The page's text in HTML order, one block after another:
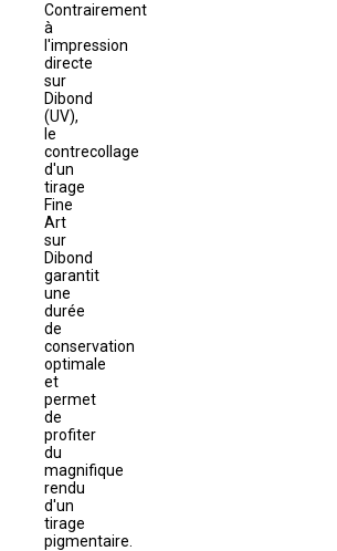
Contrairement
à
l'impression
directe
sur
Dibond
(UV),
le
contrecollage
d'un
tirage
Fine
Art
sur
Dibond
garantit
une
durée
de
conservation
optimale
et
permet
de
profiter
du
magnifique
rendu
d'un
tirage
pigmentaire.